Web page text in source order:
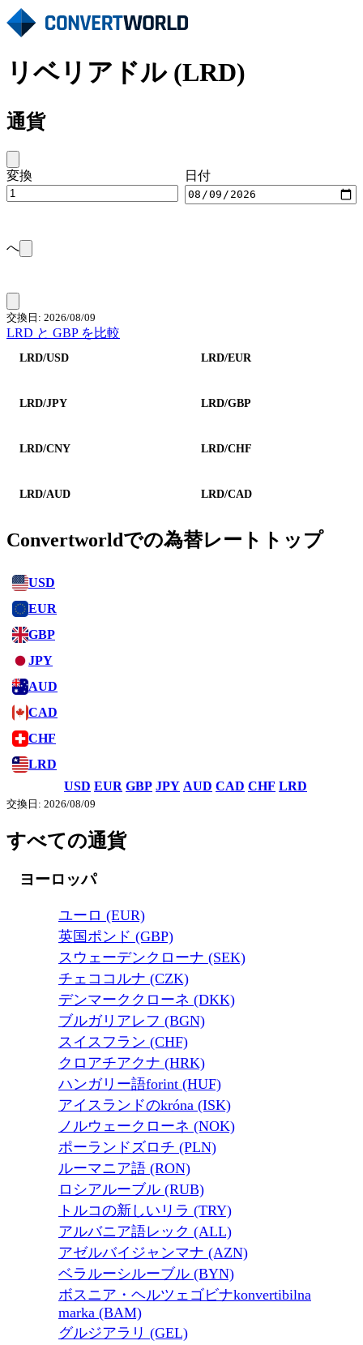
リベリアドル (LRD)
通貨
変換 日付
へ
交換日: 2026/08/09
LRD と GBP を比較
LRD/USD LRD/EUR
LRD/JPY LRD/GBP
LRD/CNY LRD/CHF
LRD/AUD LRD/CAD
Convertworldでの為替レートトップ
USD
EUR
GBP
JPY
AUD
CAD
CHF
LRD
USD EUR GBP JPY AUD CAD CHF LRD
交換日: 2026/08/09
すべての通貨
ヨーロッパ
ユーロ (EUR)
英国ポンド (GBP)
スウェーデンクローナ (SEK)
チェココルナ (CZK)
デンマーククローネ (DKK)
ブルガリアレフ (BGN)
スイスフラン (CHF)
クロアチアクナ (HRK)
ハンガリー語forint (HUF)
アイスランドのkróna (ISK)
ノルウェークローネ (NOK)
ポーランドズロチ (PLN)
ルーマニア語 (RON)
ロシアルーブル (RUB)
トルコの新しいリラ (TRY)
アルバニア語レック (ALL)
アゼルバイジャンマナ (AZN)
ベラルーシルーブル (BYN)
ボスニア・ヘルツェゴビナkonvertibilna
marka (BAM)
グルジアラリ (GEL)